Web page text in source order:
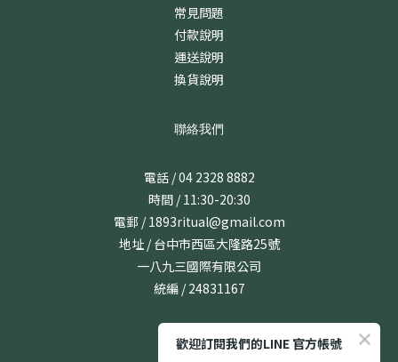
常見問題
付款說明
運送說明
換貨說明
聯絡我們
電話 / 04 2328 8882
時間 / 11:30-20:30
電郵 / 1893ritual@gmail.com
地址 / 台中市西區大隆路25號
一八九三國際有限公司
統編 / 24831167
歡迎訂閱我們的LINE 官方帳號